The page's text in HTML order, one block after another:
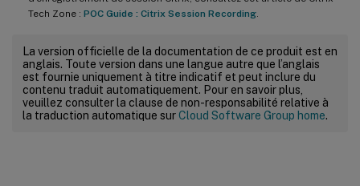
Tech Zone : POC Guide : Citrix Session Recording
La version officielle de la documentation de ce produit est en
anglais. Toute version dans une langue autre que l’anglais
est fournie uniquement à titre indicatif et peut inclure du
contenu traduit automatiquement. Pour en savoir plus,
veuillez consulter la clause de non-responsabilité relative à
la traduction automatique surCloud Software Group home.